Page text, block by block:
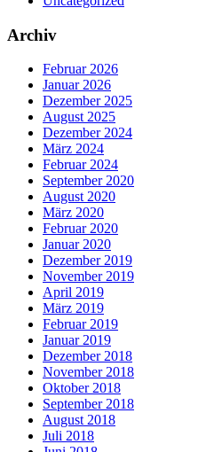
Archiv
Februar 2026
Januar 2026
Dezember 2025
August 2025
Dezember 2024
März 2024
Februar 2024
September 2020
August 2020
März 2020
Februar 2020
Januar 2020
Dezember 2019
November 2019
April 2019
März 2019
Februar 2019
Januar 2019
Dezember 2018
November 2018
Oktober 2018
September 2018
August 2018
Juli 2018